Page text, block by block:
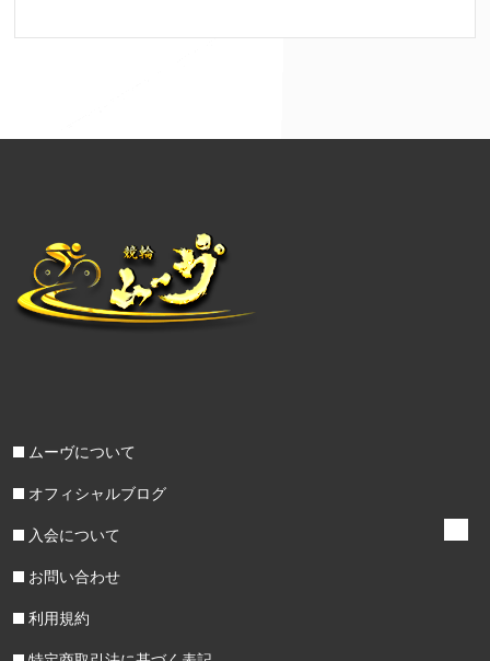
ムーヴについて
オフィシャルブログ
入会について
お問い合わせ
利用規約